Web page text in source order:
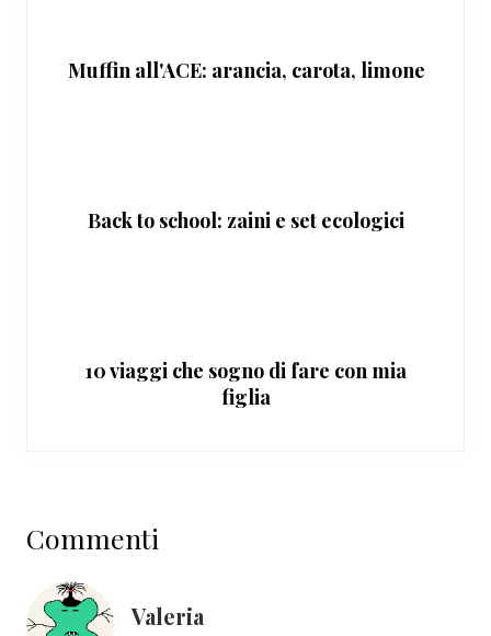
Muffin all'ACE: arancia, carota, limone
Back to school: zaini e set ecologici
10 viaggi che sogno di fare con mia
figlia
del
lettore
Commenti
Valeria